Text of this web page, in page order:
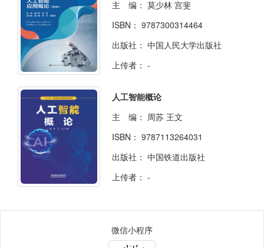
主 编： 莫少林 宫斐
ISBN： 9787300314464
出版社： 中国人民大学出版社
上传者： -
人工智能概论
主 编： 周苏 王文
ISBN： 9787113264031
出版社： 中国铁道出版社
上传者： -
微信小程序